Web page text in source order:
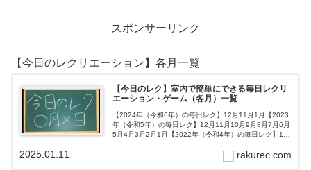
スポンサーリンク
【今日のレクリエーション】各月一覧
【今日のレク】室内で簡単にできる毎日レクリ
エーション・ゲーム（各月）一覧
【2024年（令和6年）の毎日レク】12月11月1月【2023
年（令和5年）の毎日レク】12月11月10月9月8月7月6月
5月4月3月2月1月【2022年（令和4年）の毎日レク】12
rakurec.com
2025.01.11